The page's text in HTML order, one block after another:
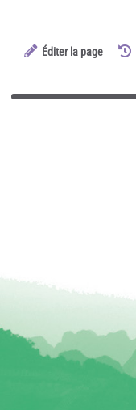
Éditer la page